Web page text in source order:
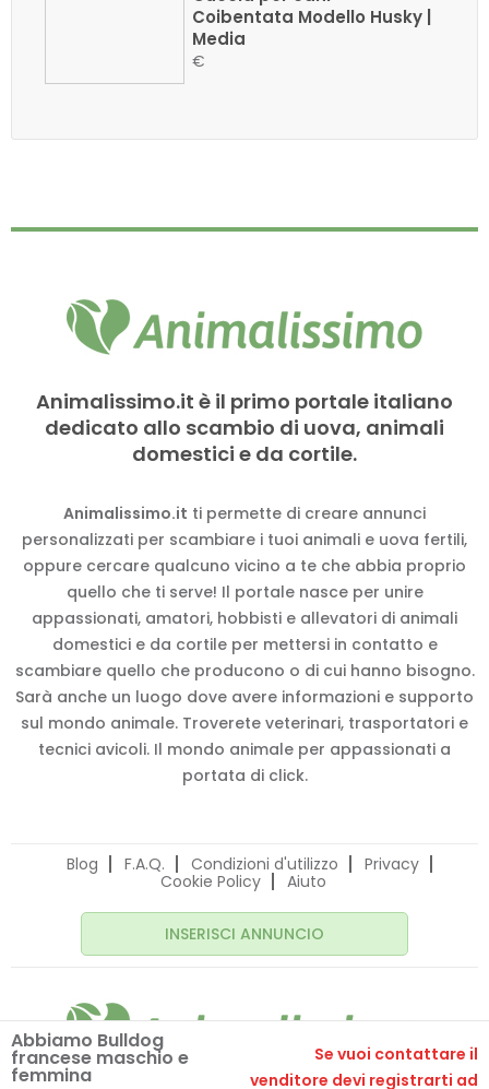
Coibentata Modello Husky |
Media
€
Abbiamo Bulldog
francese maschio e
femmina
Se vuoi contattare il
venditore devi registrarti ad
Animalissimo.it è il primo portale italiano
dedicato allo scambio di uova, animali
domestici e da cortile.
Animalissimo.it ti permette di creare annunci
personalizzati per scambiare i tuoi animali e uova fertili,
oppure cercare qualcuno vicino a te che abbia proprio
quello che ti serve! Il portale nasce per unire
appassionati, amatori, hobbisti e allevatori di animali
domestici e da cortile per mettersi in contatto e
scambiare quello che producono o di cui hanno bisogno.
Sarà anche un luogo dove avere informazioni e supporto
sul mondo animale. Troverete veterinari, trasportatori e
tecnici avicoli. Il mondo animale per appassionati a
portata di click.
Blog F.A.Q. Condizioni d'utilizzo
Privacy
Cookie Policy
Aiuto
INSERISCI ANNUNCIO